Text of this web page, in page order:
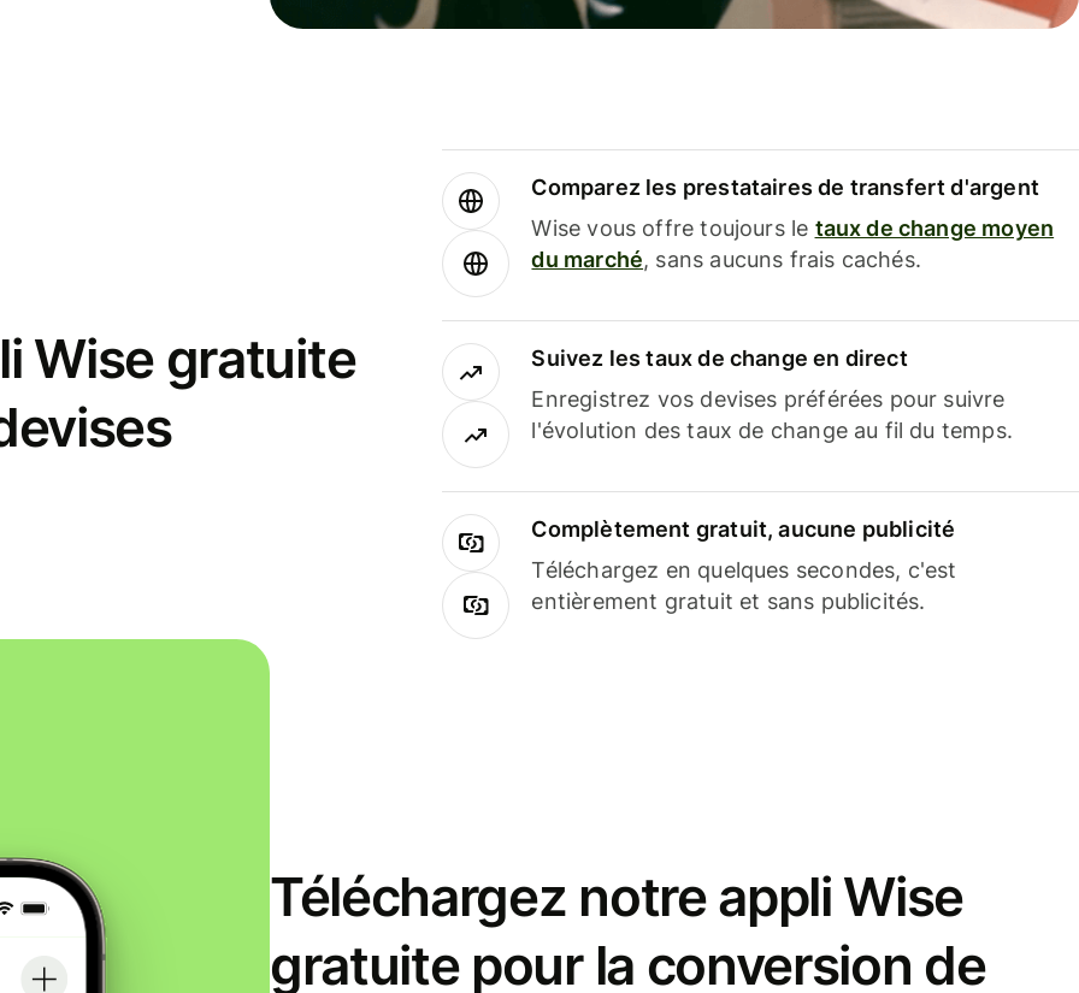
Wise gratuite
Comparez les prestataires de transfert d'argent
Wise vous offre toujours le taux de change moyen
du marché, sans aucuns frais cachés.
Suivez les taux de change en direct
Enregistrez vos devises préférées pour suivre
l'évolution des taux de change au fil du temps.
Complètement gratuit, aucune publicité
Téléchargez en quelques secondes, c'est
entièrement gratuit et sans publicités.
Téléchargez notre appli Wise
gratuite pour la conversion de